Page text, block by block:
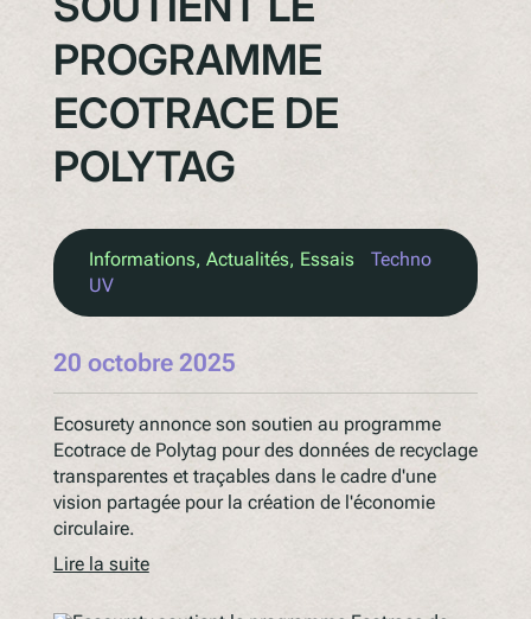
PROGRAMME
ECOTRACE DE
POLYTAG
Informations, Actualités, Essais
Techno
UV
20 octobre 2025
Ecosurety annonce son soutien au programme
Ecotrace de Polytag pour des données de recyclage
transparentes et traçables dans le cadre d'une
vision partagée pour la création de l'économie
circulaire.
Lire la suite